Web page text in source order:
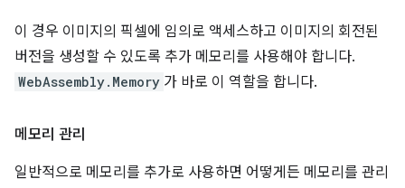
이 경우 이미지의 픽셀에 임의로 액세스하고 이미지의 회전된
버전을 생성할 수 있도록 추가 메모리를 사용해야 합니다.
WebAssembly.Memory 가 바로 이 역할을 합니다.
메모리 관리
일반적으로 메모리를 추가로 사용하면 어떻게든 메모리를 관리